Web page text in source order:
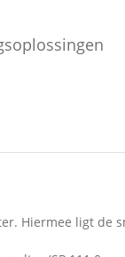
Hiermee ligt